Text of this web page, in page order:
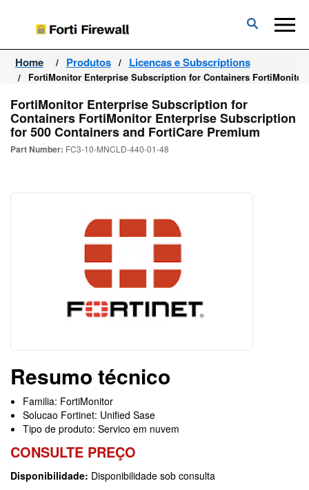
Forti
Firewall
Home Produtos Licencas e Subscriptions
FortiMonitor Enterprise Subscription for Containers
FortiMonitor Enterprise Subscription for
Containers FortiMonitor Enterprise Subscription
for 500 Containers and FortiCare Premium
Part Number: FC3-10-MNCLD-440-01-48
Resumo técnico
Familia: FortiMonitor
Solucao Fortinet: Unified Sase
Tipo de produto: Servico em nuvem
CONSULTE PREÇO
Disponibilidade: Disponibilidade sob consulta